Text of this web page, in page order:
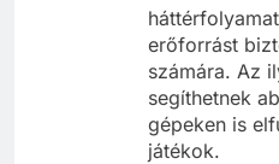
erőforrást
számára. Az
segíthetnek
gépeken is
játékok.